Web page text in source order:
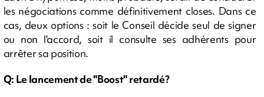
les négociations comme définitivement closes. Dans ce
cas, deux options : soit le Conseil décide seul de signer
ou non l'accord, soit il consulte ses adhérents pour
arrêter sa position.
Q: Le lancement de "Boost" retardé?